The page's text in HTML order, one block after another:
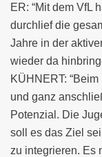
ER: “Mit dem VfL
durchlief die
Jahre in der
wieder da
KÜHNERT:
und ganz
Potenzial. Die
soll es das Ziel
zu integrieren. Es